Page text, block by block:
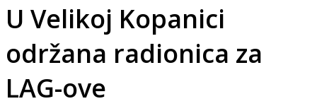
U Velikoj Kopanici
održana radionica za
LAG-ove